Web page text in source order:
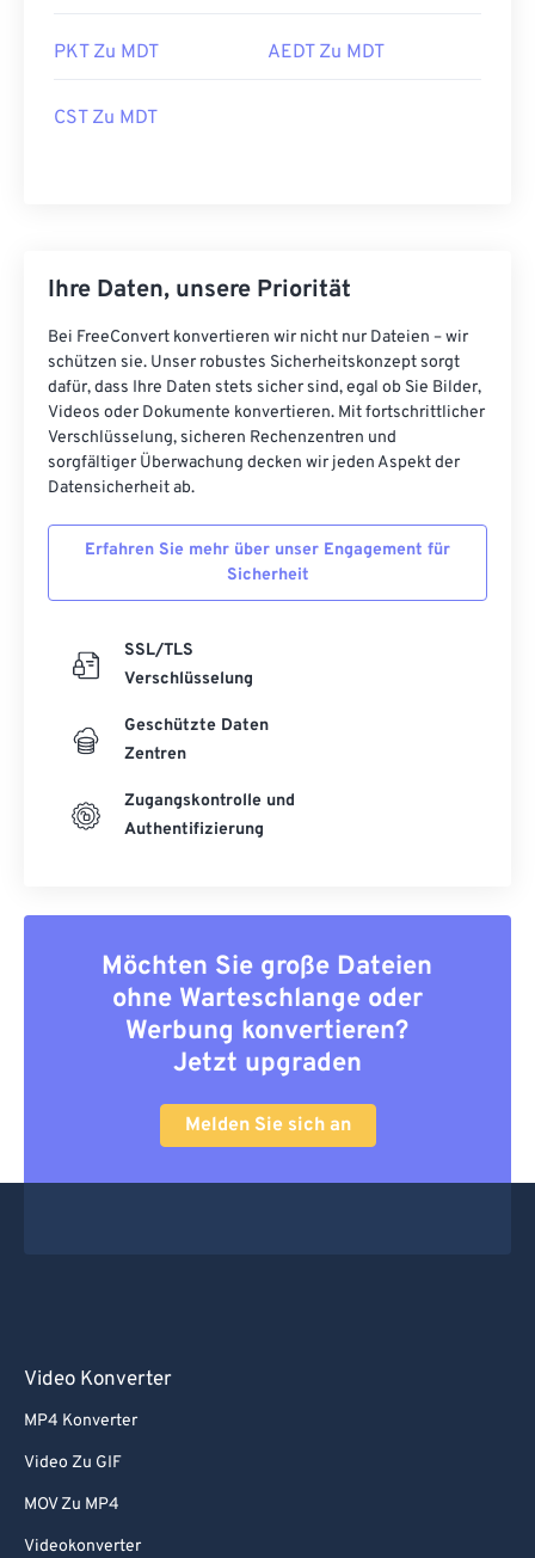
PKT Zu MDT AEDT Zu MDT
CST Zu MDT
Ihre Daten, unsere Priorität
Bei FreeConvert konvertieren wir nicht nur Dateien – wir
schützen sie. Unser robustes Sicherheitskonzept sorgt
dafür, dass Ihre Daten stets sicher sind, egal ob Sie Bilder,
Videos oder Dokumente konvertieren. Mit fortschrittlicher
Verschlüsselung, sicheren Rechenzentren und
sorgfältiger Überwachung decken wir jeden Aspekt der
Datensicherheit ab.
Erfahren Sie mehr über unser Engagement für
Sicherheit
SSL/TLS
Verschlüsselung
Geschützte Daten
Zentren
Zugangskontrolle und
Authentifizierung
Möchten Sie große Dateien
ohne Warteschlange oder
Werbung konvertieren?
Jetzt upgraden
Melden Sie sich an
Video Konverter
MP4 Konverter
Video Zu GIF
MOV Zu MP4
Videokonverter